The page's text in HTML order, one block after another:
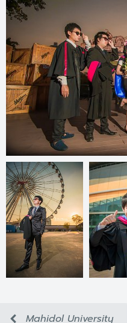
Mahidol University